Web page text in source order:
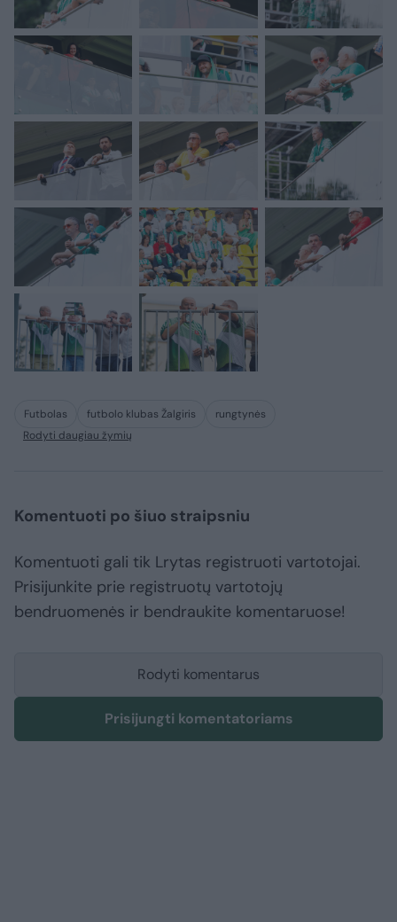
Futbolas futbolo klubas Žalgiris
rungtynės
Rodyti daugiau žymių
Komentuoti po šiuo straipsniu
Komentuoti gali tik Lrytas registruoti vartotojai.
Prisijunkite prie registruotų vartotojų
bendruomenės ir bendraukite komentaruose!
Rodyti komentarus
Prisijungti komentatoriams